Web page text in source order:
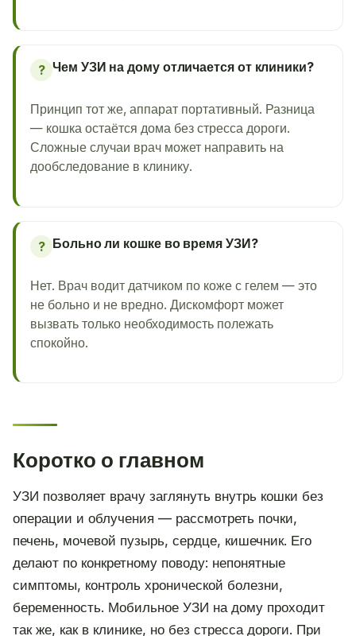
? Чем УЗИ на дому отличается от клиники?
Принцип тот же, аппарат портативный. Разница
— кошка остаётся дома без стресса дороги.
Сложные случаи врач может направить на
дообследование в клинику.
? Больно ли кошке во время УЗИ?
Нет. Врач водит датчиком по коже с гелем — это
не больно и не вредно. Дискомфорт может
вызвать только необходимость полежать
спокойно.
Коротко о главном
УЗИ позволяет врачу заглянуть внутрь кошки без
операции и облучения — рассмотреть почки,
печень, мочевой пузырь, сердце, кишечник. Его
делают по конкретному поводу: непонятные
симптомы, контроль хронической болезни,
беременность. Мобильное УЗИ на дому проходит
так же, как в клинике, но без стресса дороги. При